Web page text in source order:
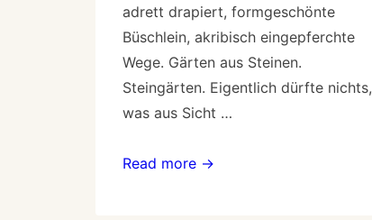
adrett drapiert, formgeschönte
Büschlein, akribisch eingepferchte
Wege. Gärten aus Steinen.
Steingärten. Eigentlich dürfte nichts,
was aus Sicht …
Read more →